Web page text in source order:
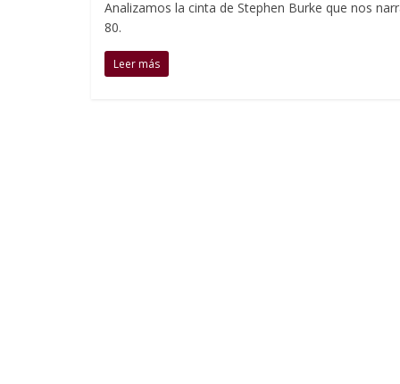
Analizamos la cinta de Stephen Burke que nos
80.
Leer más